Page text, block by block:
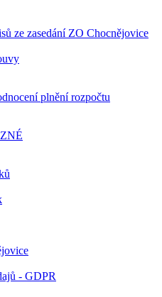
ze zasedání ZO Chocnějovice
plnění rozpočtu
- GDPR